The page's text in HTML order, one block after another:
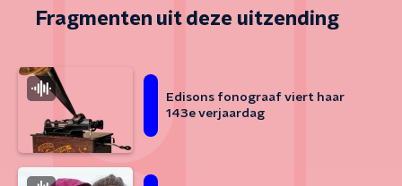
Fragmenten uit deze uitzending
Edisons fonograaf viert haar
143e verjaardag